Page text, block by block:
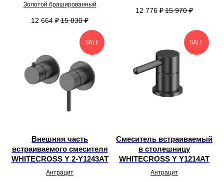
Золотой брашированный
12 664 ₽15 830 ₽
12 776 ₽15 970 ₽
SALE
Внешняя часть
встраиваемого смесителя
WHITECROSS Y 2-Y1243AT
Антрацит
SALE
Смеситель встраиваемый
в столешницу
WHITECROSS Y Y1214AT
Антрацит